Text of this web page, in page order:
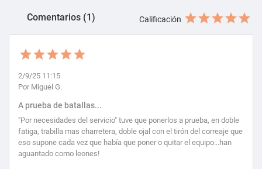
Comentarios (1) Calificación
2/9/25 11:15
Por Miguel G.
A prueba de batallas...
"Por necesidades del servicio" tuve que ponerlos a prueba, en doble
fatiga, trabilla mas charretera, doble ojal con el tirón del correaje que
eso supone cada vez que había que poner o quitar el equipo...han
aguantado como leones!